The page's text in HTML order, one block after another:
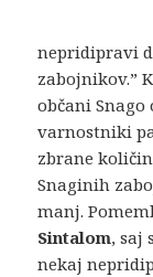
nepridipravi
zabojnikov.”
občani
varnostniki
zbrane
Snaginih
manj.
Sintalom, saj
nekaj